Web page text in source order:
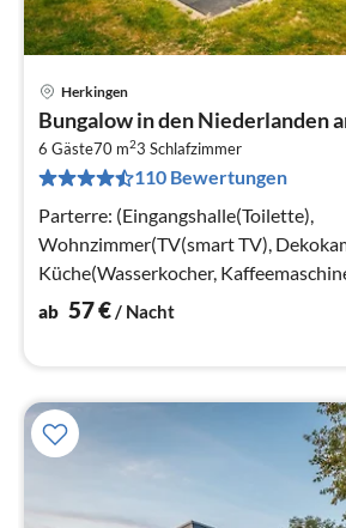
Herkingen
Bungalow in den Niederlanden
6 Gäste70 m23 Schlafzimmer
110 Bewertungen
Parterre: (Eingangshalle(Toilette),
Wohnzimmer(TV(smart TV),
Küche(Wasserkocher,
Mikrowelle, Spülmaschine,
ab 57€/ Nacht